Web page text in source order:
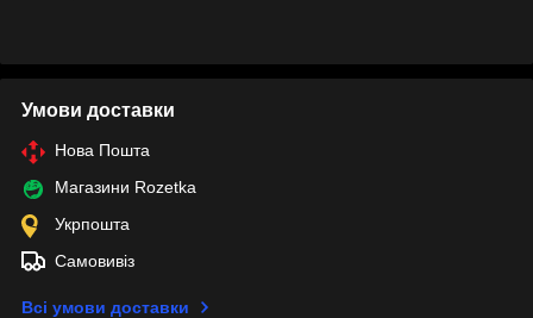
Умови доставки
Нова Пошта
Магазини Rozetka
Укрпошта
Самовивіз
Всі умови доставки